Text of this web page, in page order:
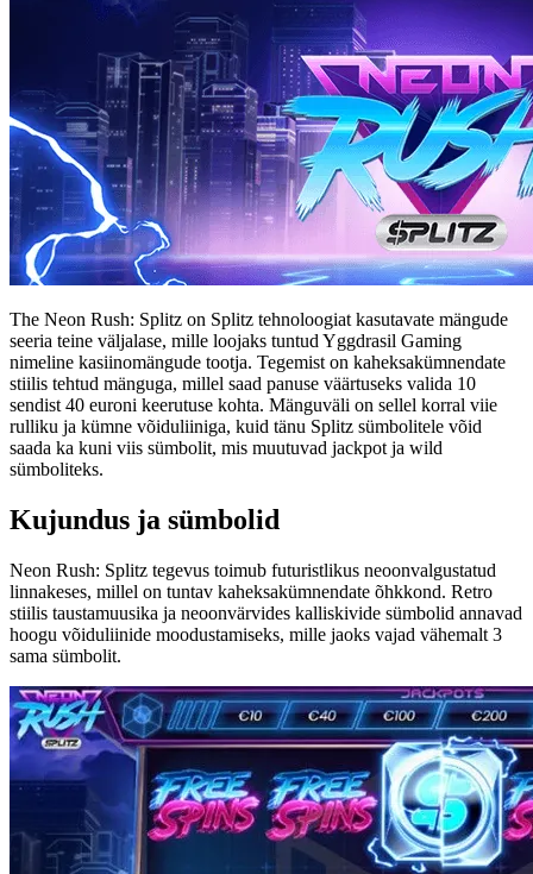
The Neon Rush: Splitz on Splitz tehnoloogiat kasutavate mängude
seeria teine väljalase, mille loojaks tuntud Yggdrasil Gaming
nimeline kasiinomängude tootja. Tegemist on kaheksakümnendate
stiilis tehtud mänguga, millel saad panuse väärtuseks valida 10
sendist 40 euroni keerutuse kohta. Mänguväli on sellel korral viie
rulliku ja kümne võiduliiniga, kuid tänu Splitz sümbolitele võid
saada ka kuni viis sümbolit, mis muutuvad jackpot ja wild
sümboliteks.
Kujundus ja sümbolid
Neon Rush: Splitz tegevus toimub futuristlikus neoonvalgustatud
linnakeses, millel on tuntav kaheksakümnendate õhkkond. Retro
stiilis taustamuusika ja neoonvärvides kalliskivide sümbolid annavad
hoogu võiduliinide moodustamiseks, mille jaoks vajad vähemalt 3
sama sümbolit.